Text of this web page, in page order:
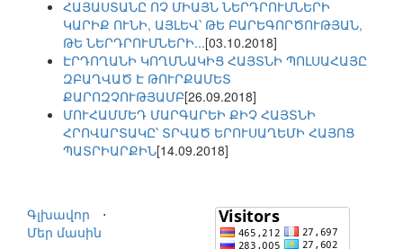
ՀԱՅԱՍՏԱՆԸ ՈՉ ՄԻԱՅՆ ՆԵՐԴՐՈՒՄՆԵՐԻ
ԿԱՐԻՔ ՈՒՆԻ, ԱՅԼԵՎ՝ ԹԵ ԲԱՐԵԳՈՐԾՈՒԹՅԱՆ,
ԹԵ ՆԵՐԴՐՈՒՄՆԵՐԻ...[03.10.2018]
ԷՐԴՈՂԱՆԻ ԿՈՂՄՆԱԿԻՑ ՀԱՅՏՆԻ ՊՈԼՍԱՀԱՅԸ
ԶԲԱՂՎԱԾ Է ԹՈՒՐՔԱՄԵՏ
ՔԱՐՈԶՉՈՒԹՅԱՄԲ[26.09.2018]
ՄՈՒՀԱՄՄԵԴ ՄԱՐԳԱՐԵԻ ՔԻՉ ՀԱՅՏՆԻ
ՀՐՈՎԱՐՏԱԿԸ՝ ՏՐՎԱԾ ԵՐՈՒՍԱՂԵՄԻ ՀԱՅՈՑ
ՊԱՏՐԻԱՐՔԻՆ[14.09.2018]
Գլխավոր
⋅
Մեր մասին